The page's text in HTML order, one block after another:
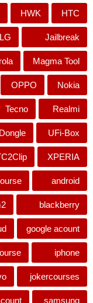
HTC
HWK
Jailbreak
LG
Magma Tool
Nokia
OPPO
Realmi
Tecno
UFi-Box
XPERIA
android
blackberry
google acount
iphone
jokercourses
samsung